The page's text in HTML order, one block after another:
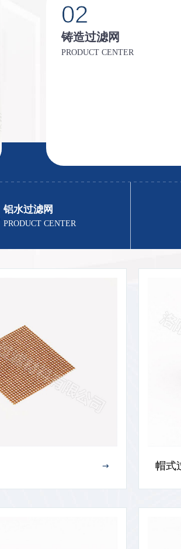
02
铸造过滤网
PRODUCT CENTER
铝水过滤网
PRODUCT CENTER
铝水